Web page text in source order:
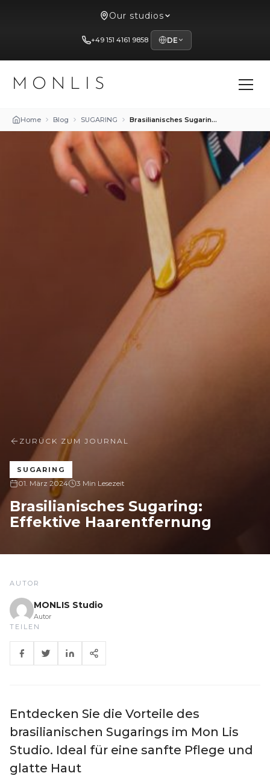
Our studios
+49 151 4161 9858 DE
MONLIS
Home Blog SUGARING Brasilianisches Sugaring: Effektive Haarentfernung
ZURÜCK ZUM JOURNAL
SUGARING
01. März 2024 3 Min Lesezeit
Brasilianisches Sugaring:
Effektive Haarentfernung
AUTOR
MONLIS Studio
Autor
TEILEN
Entdecken Sie die Vorteile des
brasilianischen Sugarings im Mon Lis
Studio. Ideal für eine sanfte Pflege und
glatte Haut